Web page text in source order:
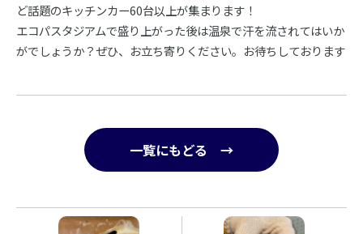
ど話題のキッチンカー60台以上が集まります！
エコパスタジアムで盛り上がった後は温泉で汗を流されてはいか
がでしょうか？ぜひ、お立ち寄りください。お待ちしております
一覧にもどる →